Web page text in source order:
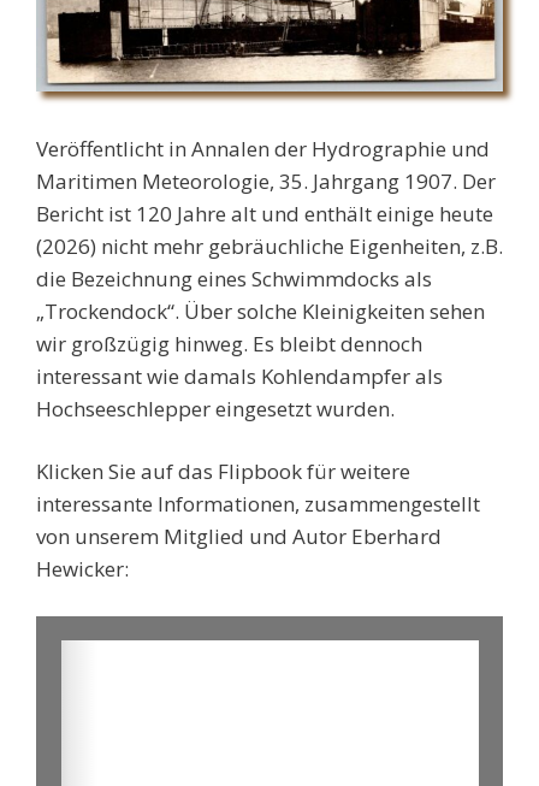
Veröffentlicht in Annalen der Hydrographie und
Maritimen Meteorologie, 35. Jahrgang 1907. Der
Bericht ist 120 Jahre alt und enthält einige heute
(2026) nicht mehr gebräuchliche Eigenheiten, z.B.
die Bezeichnung eines Schwimmdocks als
„Trockendock“. Über solche Kleinigkeiten sehen
wir großzügig hinweg. Es bleibt dennoch
interessant wie damals Kohlendampfer als
Hochseeschlepper eingesetzt wurden.
Klicken Sie auf das Flipbook für weitere
interessante Informationen, zusammengestellt
von unserem Mitglied und Autor Eberhard
Hewicker: